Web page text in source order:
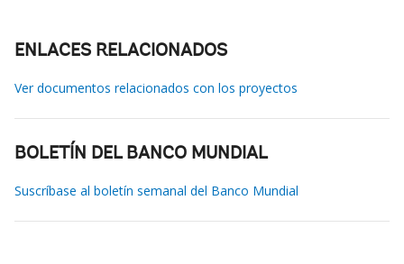
ENLACES RELACIONADOS
Ver documentos relacionados con los proyectos
BOLETÍN DEL BANCO MUNDIAL
Suscríbase al boletín semanal del Banco Mundial